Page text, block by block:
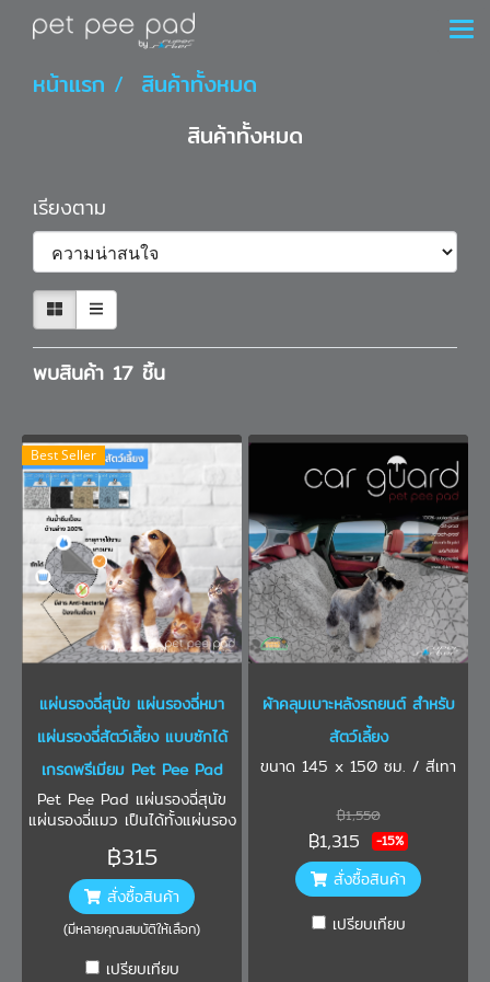
หน้าแรก
สินค้าทั้งหมด
สินค้าทั้งหมด
เรียงตาม
พบสินค้า 17 ชิ้น
Best Seller
แผ่นรองฉี่สุนัข แผ่นรองฉี่หมา
แผ่นรองฉี่สัตว์เลี้ยง แบบซักได้
เกรดพรีเมียม Pet Pee Pad
Pet Pee Pad แผ่นรองฉี่สุนัข
แผ่นรองฉี่แมว เป็นได้ทั้งแผ่นรอง
ตาย หนูแก็สบี้ แฮมสเตอร์ หรือ
ฟอเร็ต สามารถซึบซับได้ดีเยี่ยม
ป้องกันการซึมเปื้อน 100% มา
พร้อมสาร Anti-bacteria ที่
ช่วยป้องกันการเกิดเชื้อรา และ
กลิ่นไม่พึงประสงค์ สามารถซักได้
฿315
สั่งซื้อสินค้า
(มีหลายคุณสมบัติให้เลือก)
เปรียบเทียบ
ผ้าคลุมเบาะหลังรถยนต์ สำหรับ
สัตว์เลี้ยง
ขนาด 145 x 150 ซม. / สีเทา
฿1,550
฿1,315 -15%
สั่งซื้อสินค้า
เปรียบเทียบ